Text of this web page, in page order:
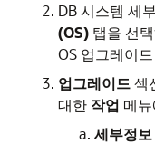
DB 시스템 세
(OS) 탭을 선
OS 업그레이
업그레이드섹
대한 작업 메
세부정